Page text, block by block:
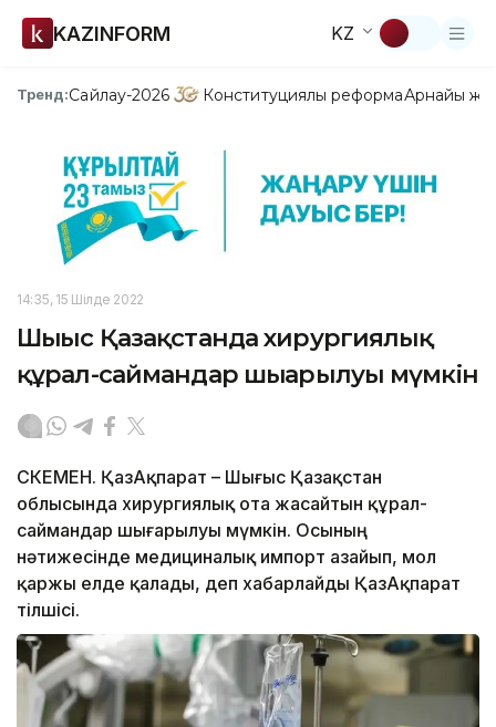
KAZINFORM KZ
Тренд:Сайлау-2026 Конституциялық реформаАрнайы
14:35, 15 Шілде 2022
Шығыс Қазақстанда хирургиялық
құрал-саймандар шығарылуы мүмкін
ӨСКЕМЕН. ҚазАқпарат – Шығыс Қазақстан
облысында хирургиялық ота жасайтын құрал-
саймандар шығарылуы мүмкін. Осының
нәтижесінде медициналық импорт азайып, мол
қаржы елде қалады, деп хабарлайды ҚазАқпарат
тілшісі.